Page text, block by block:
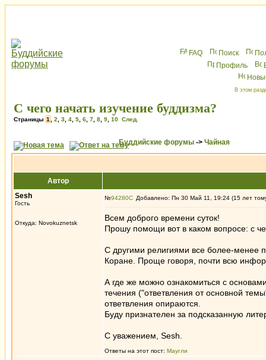
FAQ Поиск
Профиль
В этом
С чего начать изучение буддизма?
Страницы 1 2 3 4 5 6 7 8 9 10 След.
Буддийские форумы -> Чайная
Автор
Sesh
Гость
Откуда: Novokuznetsk
№94280 Добавлено: Пн 30 Май 11, 19:24 (15 лет
Всем доброго времени суток!
Прошу помощи вот в каком вопросе: с
С другими религиями все более-менее
Коране. Проще говоря, почти всю
А где же можно ознакомиться с
течения ("ответвления от основной
ответвления опираются.
Буду признателен за подсказанную
С уважением, Sesh.
Ответы на этот пост: Маугли